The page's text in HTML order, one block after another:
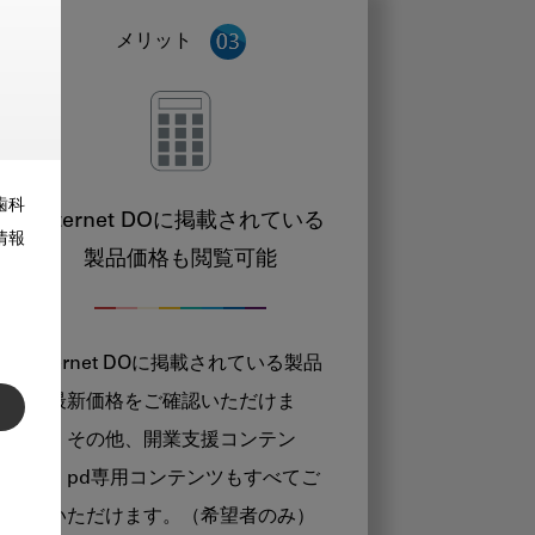
科
報
メリット
Internet DOに掲載されている
製品価格も閲覧可能
Internet DOに掲載されている製品
の最新価格をご確認いただけま
す。その他、開業支援コンテン
ツ、pd専用コンテンツもすべてご
覧いただけます。（希望者のみ）